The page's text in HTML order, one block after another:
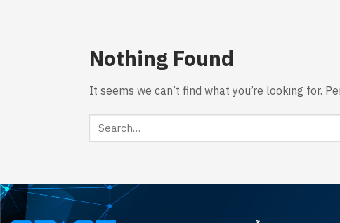
Nothing Found
It seems we can’t find what you’re looking for.